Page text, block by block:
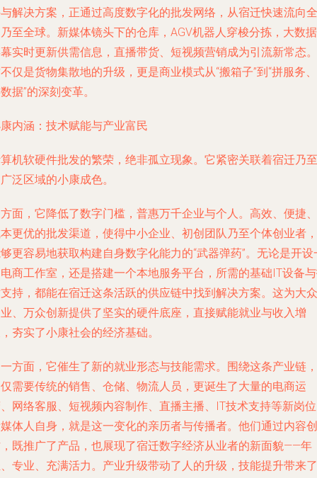
解决方案，正通过高度数字化的批发网络，从宿迁快速流向全
至全球。新媒体镜头下的仓库，AGV机器人穿梭分拣，大数据
实时更新供需信息，直播带货、短视频营销成为引流新常态。
仅是货物集散地的升级，更是商业模式从“搬箱子”到“拼服务、
据”的深刻变革。
内涵：技术赋能与产业富民
机软硬件批发的繁荣，绝非孤立现象。它紧密关联着宿迁乃至
泛区域的小康成色。
面， 它降低了数字门槛，普惠万千企业与个人 。高效、便捷、
更优的批发渠道，使得中小企业、初创团队乃至个体创业者，
更容易地获取构建自身数字化能力的“武器弹药”。无论是开设
商工作室，还是搭建一个本地服务平台，所需的基础IT设备
持，都能在宿迁这条活跃的供应链中找到解决方案。这为大众
、万众创新提供了坚实的硬件底座，直接赋能就业与收入增
夯实了小康社会的经济基础。
方面， 它催生了新的就业形态与技能需求。围绕这条产业链，
需要传统的销售、仓储、物流人员，更诞生了大量的电商运
网络客服、短视频内容制作、直播主播、IT技术支持等新岗
体人自身，就是这一变化的亲历者与传播者。他们通过内容创
既推广了产品，也展现了宿迁数字经济从业者的新面貌——年
专业、充满活力。产业升级带动了人的升级，技能提升带来了